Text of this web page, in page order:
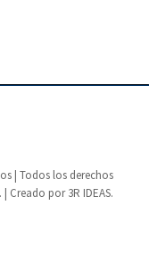
| Todos los derechos
| Creado por 3R IDEAS.